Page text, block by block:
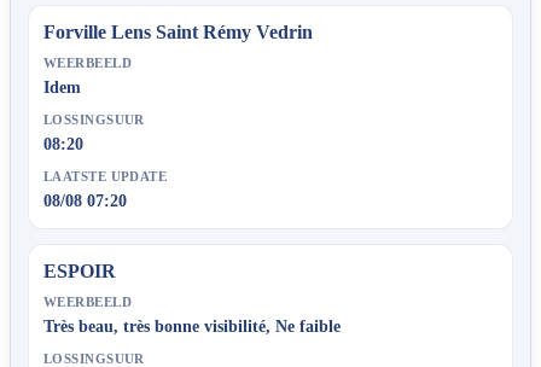
Forville Lens Saint Rémy Vedrin
WEERBEELD
Idem
LOSSINGSUUR
08:20
LAATSTE UPDATE
08/08 07:20
ESPOIR
WEERBEELD
Très beau, très bonne visibilité, Ne faible
LOSSINGSUUR